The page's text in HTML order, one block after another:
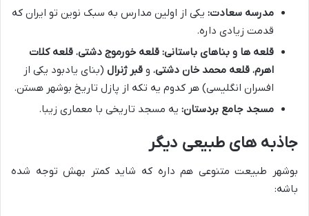
مدرسه سعادت: یکی از اولین مدارس به سبک نوین تو ایران که
قدمت زیادی داره.
قلعه ها و بناهای باستانی: قلعه خورموج دشتی، قلعه کلات
اهرم، قلعه محمد خان دشتی، و قبر ژنرال (بنای یادبود یکی از
افسران انگلیسی) هر کدوم یه تکه از پازل تاریخ بوشهر هستن.
مسجد جامع بردستان: یه مسجد تاریخی با معماری زیبا.
جاذبه های طبیعی دیگر
بوشهر طبیعت متنوعی هم داره که شاید کمتر بهش توجه شده
باشه: